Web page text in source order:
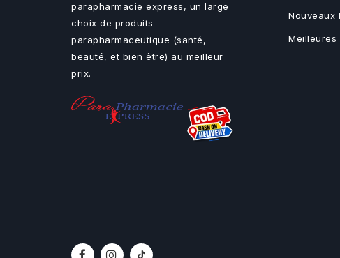
parapharmacie express, un large
choix de produits
parapharmaceutique (santé,
beauté, et bien être) au meilleur
prix.
Nouveaux
Meilleures